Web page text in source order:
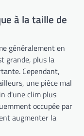
à la taille de
généralement en
grande, plus la
Cependant,
une pièce mal
d'une clim plus
occupée par
augmenter la